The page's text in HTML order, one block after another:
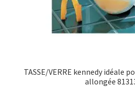
TASSE/VERRE kennedy idéale
allongée